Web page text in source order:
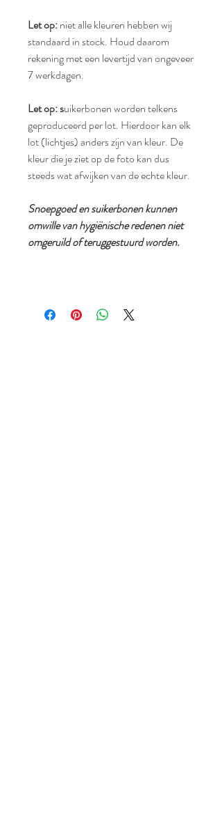
Let op:niet alle kleuren hebben wij
standaard in stock. Houd daarom
rekening met een levertijd van ongeveer
7 werkdagen.
Let op: suikerbonen worden telkens
geproduceerd per lot. Hierdoor kan elk
lot (lichtjes) anders zijn van kleur. De
kleur die je ziet op de foto kan dus
steeds wat afwijken van de echte kleur.
Snoepgoed en suikerbonen kunnen
omwille van hygiënische redenen niet
omgeruild of teruggestuurd worden.